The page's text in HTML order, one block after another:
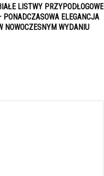
LISTWY PRZYPODŁOGOWE
PONADCZASOWA ELEGANCJA
NOWOCZESNYM WYDANIU